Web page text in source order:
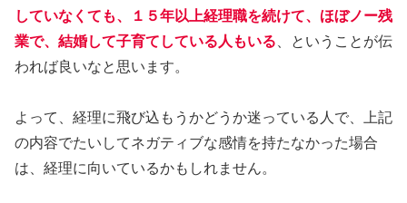
していなくても、１５年以上経理職を続けて、ほぼノー残
業で、結婚して子育てしている人もいる 、ということが伝
われば良いなと思います。
よって、経理に飛び込もうかどうか迷っている人で、上記
の内容でたいしてネガティブな感情を持たなかった場合
は、経理に向いているかもしれません。